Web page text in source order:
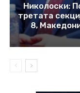
Николоски:
третата
8,